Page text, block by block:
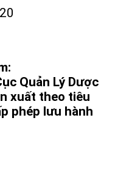
Quản Lý Dược
xuất theo tiêu
phép lưu hành